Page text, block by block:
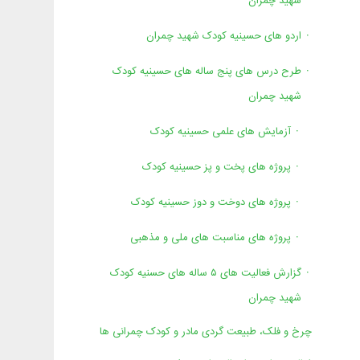
اردو های حسینیه کودک شهید چمران
طرح درس های پنج ساله های حسینیه کودک
شهید چمران
آزمایش های علمی حسینیه کودک
پروژه های پخت و پز حسینیه کودک
پروژه های دوخت و دوز حسینیه کودک
پروژه های مناسبت های ملی و مذهبی
گزارش فعالیت های ۵ ساله های حسنیه کودک
شهید چمران
چرخ و فلک، طبیعت گردی مادر و کودک چمرانی ها